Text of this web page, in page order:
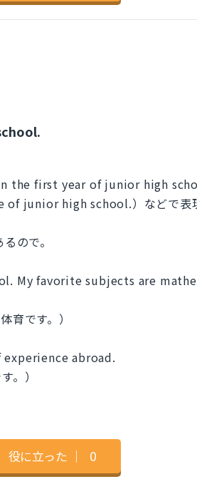
in the first year of junior high
junior high school.）などで表
ので。
My favorite subjects are
育です。）
abroad.
。）
役に立った ｜ 0